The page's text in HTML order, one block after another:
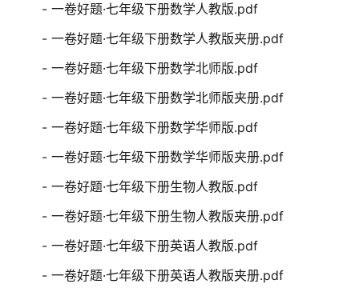
- 一卷好题·七年级下册数学人教版.pdf
- 一卷好题·七年级下册数学人教版夹册.pdf
- 一卷好题·七年级下册数学北师版.pdf
- 一卷好题·七年级下册数学北师版夹册.pdf
- 一卷好题·七年级下册数学华师版.pdf
- 一卷好题·七年级下册数学华师版夹册.pdf
- 一卷好题·七年级下册生物人教版.pdf
- 一卷好题·七年级下册生物人教版夹册.pdf
- 一卷好题·七年级下册英语人教版.pdf
- 一卷好题·七年级下册英语人教版夹册.pdf